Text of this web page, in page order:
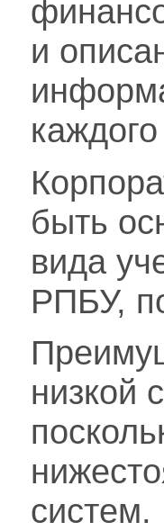
и
быть
вида
РПБУ,
низкой
систем.